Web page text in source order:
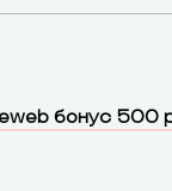
бонус 500